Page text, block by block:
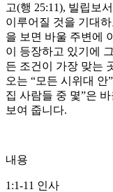
고(행 25:11), 빌립보
이루어질 것을 기대
을 보면 바울 주변에
이 등장하고 있기에
든 조건이 가장 맞는
오는 “모든 시위대 안
집 사람들 중 몇”은
보여 줍니다.
내용
1:1-11 인사